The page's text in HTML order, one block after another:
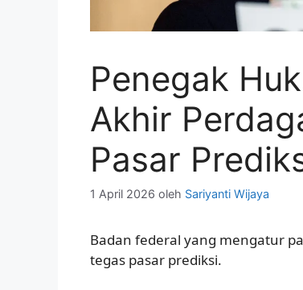
Penegak
Akhir
Pasar
1 April 2026 oleh Sariyanti Wijaya
Badan federal yang mengatur
tegas pasar prediksi.